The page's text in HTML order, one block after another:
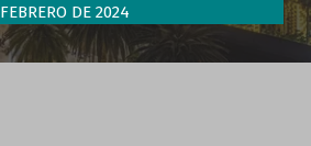
FEBRERO DE 2024